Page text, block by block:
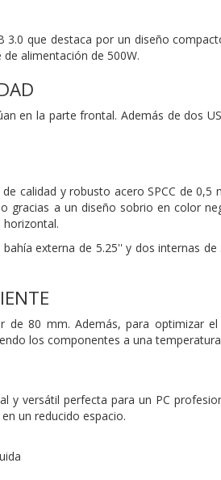
3.0 que destaca por un diseño
alimentación de 500W.
en la parte frontal. Además de dos
calidad y robusto acero SPCC de
gracias a un diseño sobrio en color
externa de 5.25'' y dos internas
de 80 mm. Además, para optimizar
los componentes a una
y versátil perfecta para un PC
un reducido espacio.